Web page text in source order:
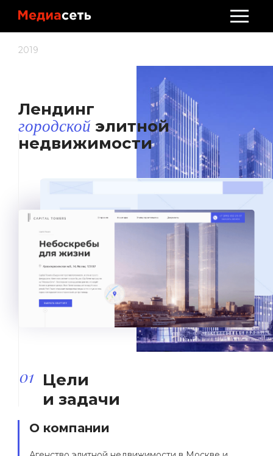
2019
Лендинг
городской элитной
недвижимости
01 Цели
и задачи
О компании